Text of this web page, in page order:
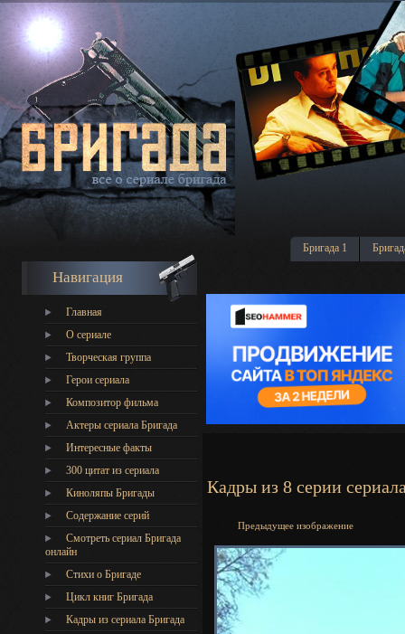
Бригада 1
Навигация
Главная
О сериале
Творческая группа
Герои сериала
Композитор фильма
Актеры сериала Бригада
Интересные факты
300 цитат из сериала
Киноляпы Бригады
Содержание серий
Смотреть сериал Бригада
онлайн
Стихи о Бригаде
Цикл книг Бригада
Кадры из сериала Бригада
Кадры из 8 серии
Предыдущее изображение